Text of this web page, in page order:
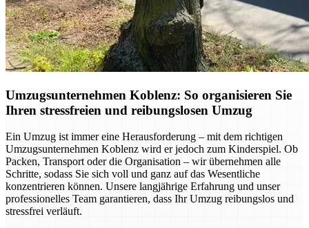
Umzugsunternehmen Koblenz: So organisieren Sie
Ihren stressfreien und reibungslosen Umzug
Ein Umzug ist immer eine Herausforderung – mit dem richtigen
Umzugsunternehmen Koblenz wird er jedoch zum Kinderspiel. Ob
Packen, Transport oder die Organisation – wir übernehmen alle
Schritte, sodass Sie sich voll und ganz auf das Wesentliche
konzentrieren können. Unsere langjährige Erfahrung und unser
professionelles Team garantieren, dass Ihr Umzug reibungslos und
stressfrei verläuft.